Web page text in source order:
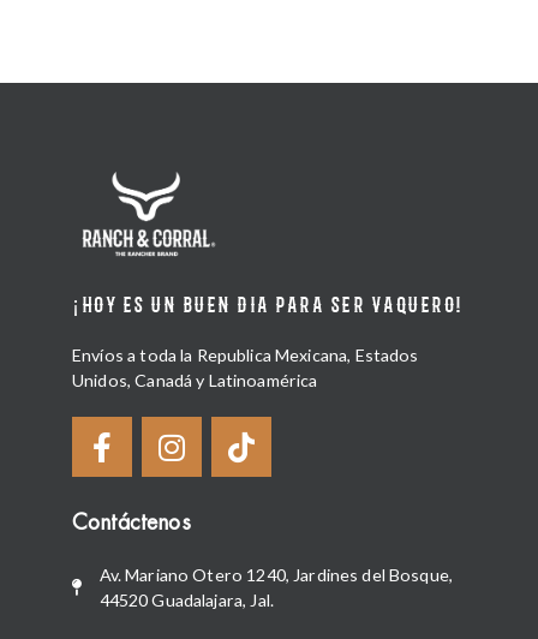
¡HOY ES UN BUEN DIA PARA SER VAQUERO!
Envíos a toda la Republica Mexicana, Estados
Unidos, Canadá y Latinoamérica
Contáctenos
Av. Mariano Otero 1240, Jardines del Bosque,
44520 Guadalajara, Jal.